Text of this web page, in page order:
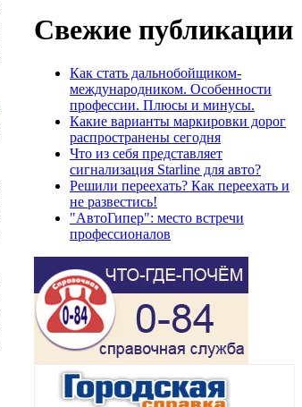
Свежие публикации
Как стать дальнобойщиком-
международником. Особенности
профессии. Плюсы и минусы.
Какие варианты маркировки дорог
распространены сегодня
Что из себя представляет
сигнализация Starline для авто?
Решили переехать? Как переехать и
не развестись!
"АвтоГипер": место встречи
профессионалов